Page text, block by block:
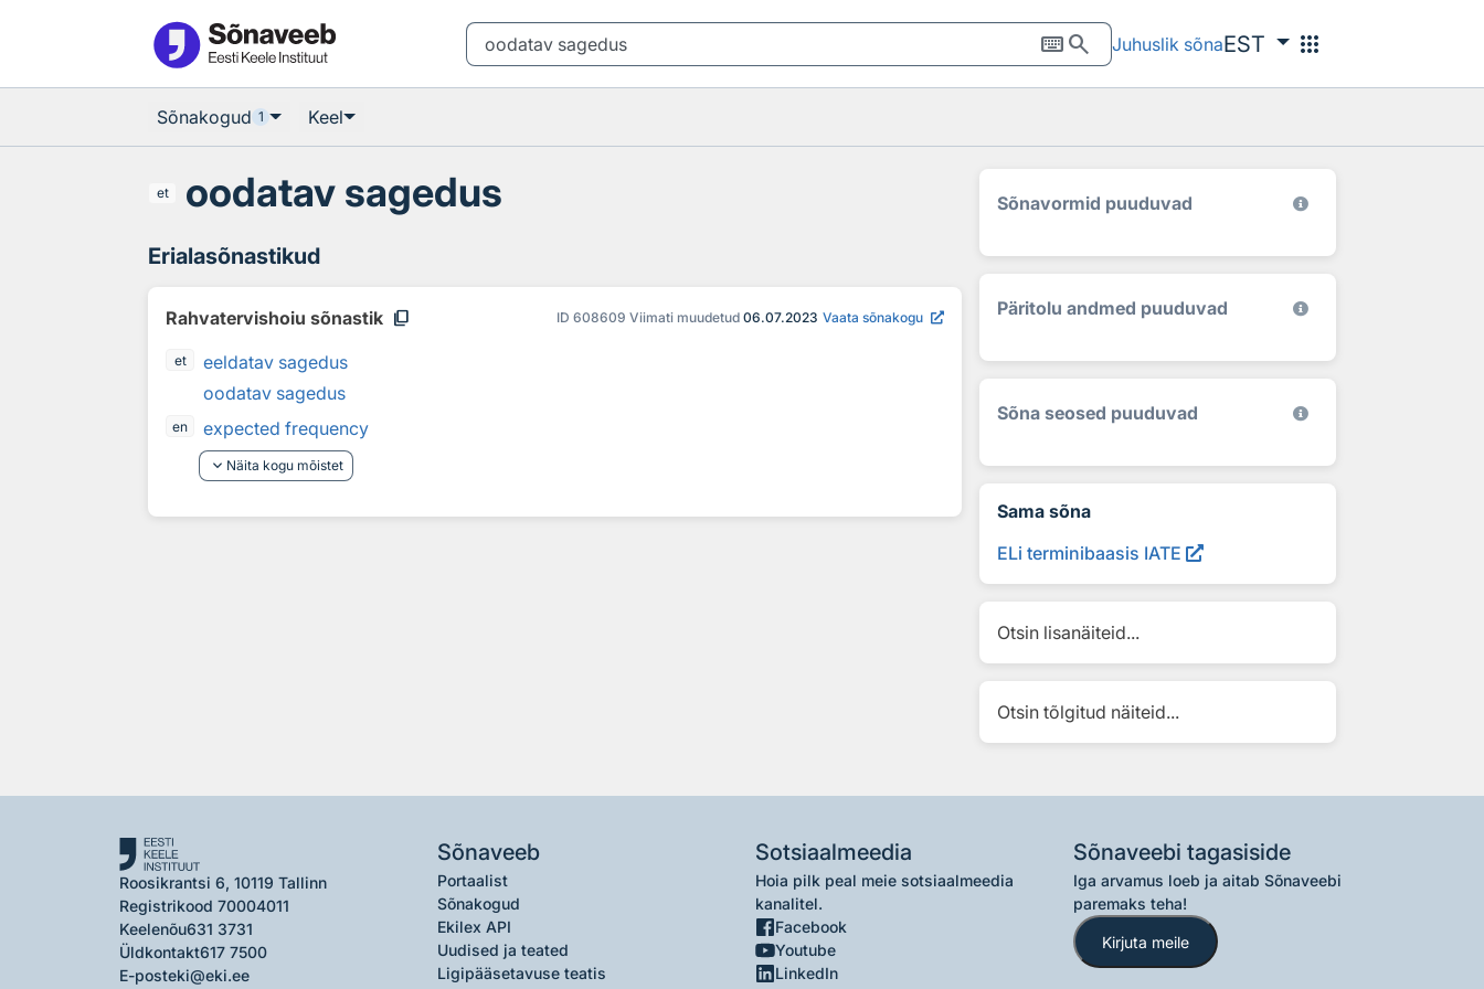
keyboardsearch Juhuslik sõnaEST apps
Sõnakogud 1 Keel
et oodatav sagedus
Erialasõnastikud
Rahvatervishoiu sõnastik content_copy ID 608609 Viimati muudetud 06.07.2023 Vaata sõnakogu
et
eeldatav sagedus
oodatav sagedus
en
expected frequency
keyboard_arrow_down Näita kogu mõistet
Sõnavormid puuduvad
Päritolu andmed puuduvad
Sõna seosed puuduvad
Sama sõna
ELi terminibaasis IATE
Otsin lisanäiteid...
Otsin tõlgitud näiteid...
Roosikrantsi 6, 10119 Tallinn
Registrikood 70004011
Keelenõu631 3731
Üldkontakt617 7500
E-posteki@eki.ee
Sõnaveeb
Portaalist
Sõnakogud
Ekilex API
Uudised ja teated
Ligipääsetavuse teatis
Sotsiaalmeedia
Hoia pilk peal meie sotsiaalmeedia
kanalitel.
Facebook
Youtube
LinkedIn
Sõnaveebi tagasiside
Iga arvamus loeb ja aitab Sõnaveebi
paremaks teha!
Kirjuta meile